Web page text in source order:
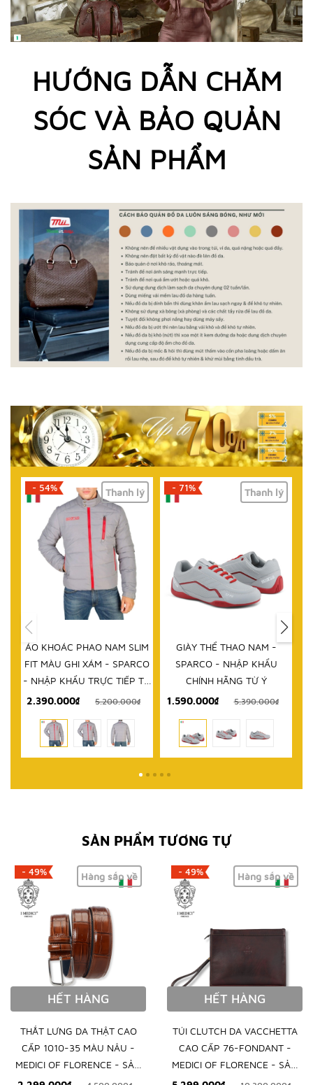
HƯỚNG DẪN CHĂM
SÓC VÀ BẢO QUẢN
SẢN PHẨM
- 54% Thanh lý
ÁO KHOÁC PHAO NAM SLIM
FIT MÀU GHI XÁM - SPARCO
- NHẬP KHẨU TRỰC TIẾP TỪ
ITALY
2.390.000₫ 5.200.000₫
- 71% Thanh lý
GIÀY THỂ THAO NAM -
SPARCO - NHẬP KHẨU
CHÍNH HÃNG TỪ Ý
1.590.000₫
5.390.000₫
SẢN PHẨM TƯƠNG TỰ
- 49% Hàng sắp về
HẾT HÀNG
THẮT LƯNG DA THẬT CAO
CẤP 1010-35 MÀU NÂU -
MEDICI OF FLORENCE - SẢN
XUẤT THỦ CÔNG TẠI ITALIA
- 49% Hàng sắp về
HẾT HÀNG
TÚI CLUTCH DA VACCHETTA
CAO CẤP 76-FONDANT -
MEDICI OF FLORENCE - SẢN
XUẤT THỦ CÔNG TẠI ITALY